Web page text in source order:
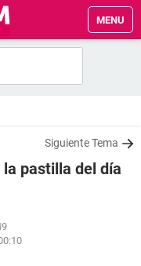
MENU
Siguiente Tema
pastilla del día